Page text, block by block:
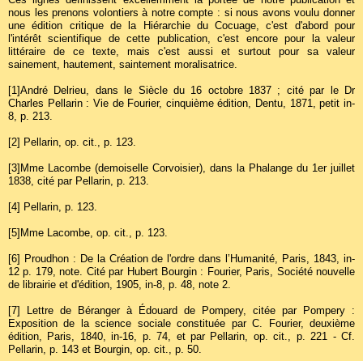
nous les prenons volontiers à notre compte : si nous avons voulu donner
une édition critique de la Hiérarchie du Cocuage, c'est d'abord pour
l'intérêt scientifique de cette publication, c'est encore pour la valeur
littéraire de ce texte, mais c'est aussi et surtout pour sa valeur
sainement, hautement, saintement moralisatrice.
[1]André Delrieu, dans le Siècle du 16 octobre 1837 ; cité par le Dr
Charles Pellarin : Vie de Fourier, cinquième édition, Dentu, 1871, petit in-
8, p. 213.
[2] Pellarin, op. cit., p. 123.
[3] Mme Lacombe (demoiselle Corvoisier), dans la Phalange du 1er juillet
1838, cité par Pellarin, p. 213.
[4] Pellarin, p. 123.
[5] Mme Lacombe, op. cit., p. 123.
[6]
Proudhon : De la Création de l'ordre dans l’Humanité, Paris, 1843, in-
12 p. 179, note. Cité par Hubert Bourgin : Fourier, Paris, Société nouvelle
de librairie et d'édition, 1905, in-8, p. 48, note 2.
[7]
Lettre de Béranger à Édouard de Pompery, citée par Pompery :
Exposition de la science sociale constituée par C. Fourier, deuxième
édition, Paris, 1840, in-16, p. 74, et par Pellarin, op. cit., p. 221 - Cf.
Pellarin, p. 143 et Bourgin, op. cit., p. 50.